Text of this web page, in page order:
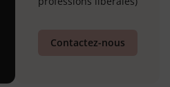
Contactez-nous